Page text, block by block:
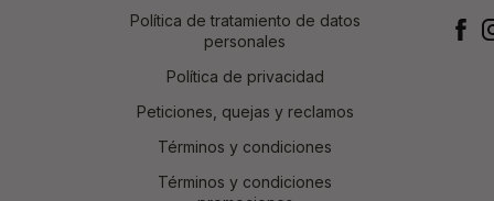
Política de tratamiento de datos
personales
Política de privacidad
Peticiones, quejas y reclamos
Términos y condiciones
Términos y condiciones